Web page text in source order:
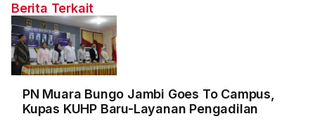
Berita Terkait
PN Muara Bungo Jambi Goes To Campus,
Kupas KUHP Baru-Layanan Pengadilan